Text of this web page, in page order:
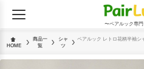
〜ペアルック専
HOME
商品一
覧
シャ
ツ
ペアルック レトロ花柄半袖シ